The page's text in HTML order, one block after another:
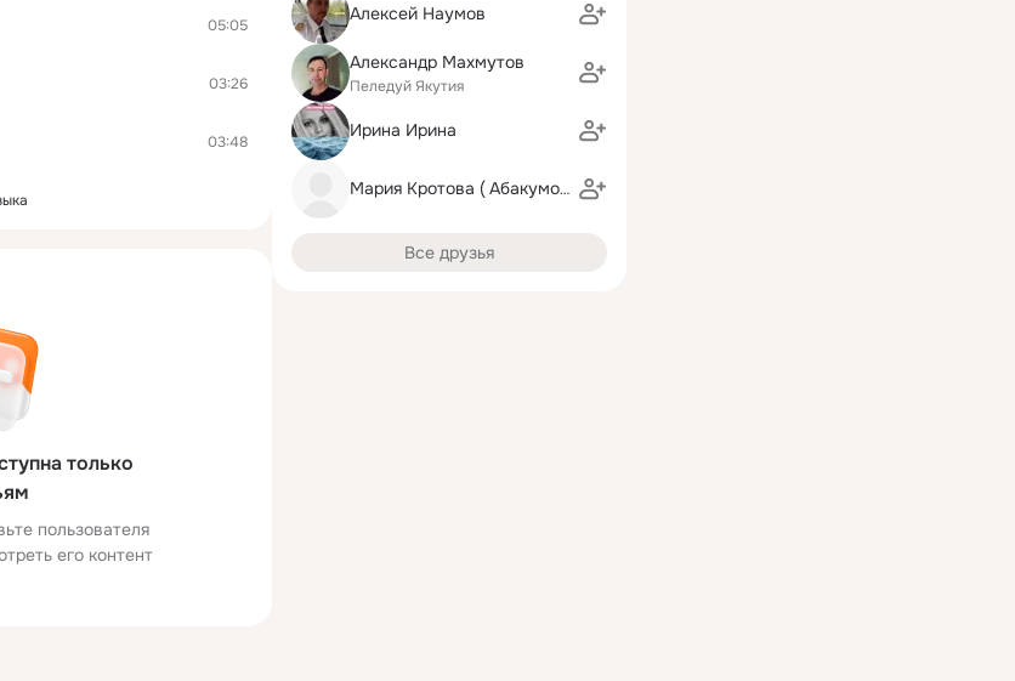
05:05
03:26
03:48
только
пользователя
его контент
Алексей Наумов
Александр Махмутов
Пеледуй Якутия
Ирина Ирина
Мария Кротова ( Абакумова)
Все друзья